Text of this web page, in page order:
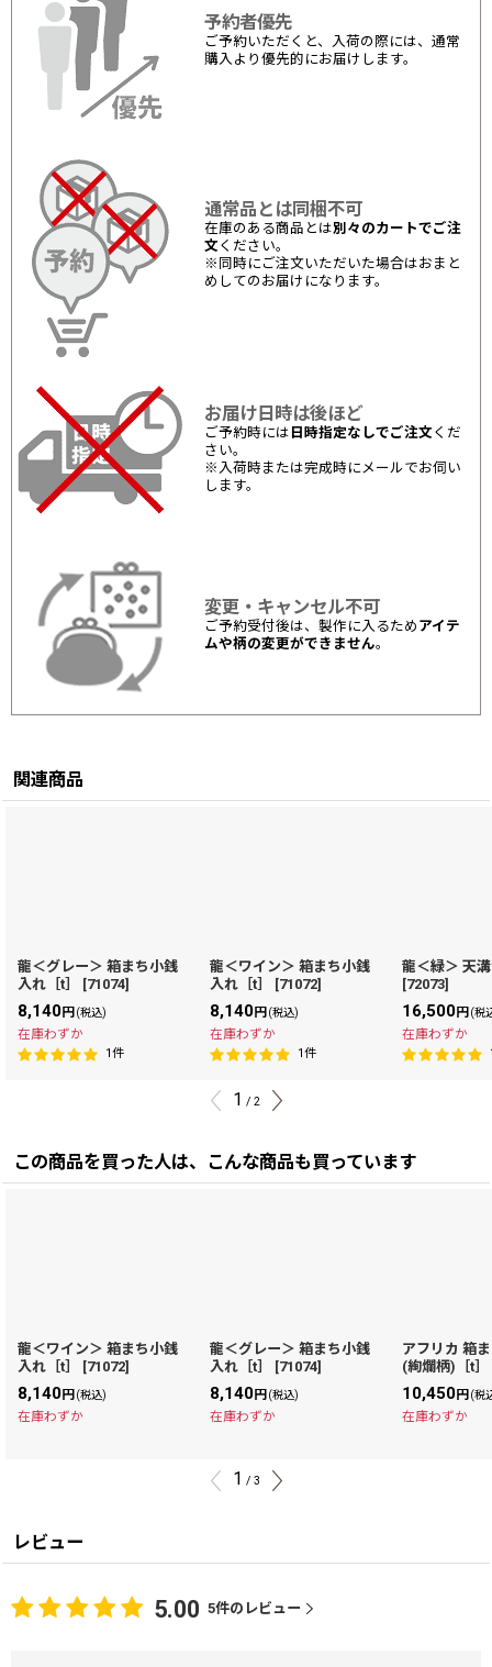
予約者優先
ご予約いただくと、入荷の際には、通常
購入より優先的にお届けします。
通常品とは同梱不可
在庫のある商品とは別々のカートでご注
文 ください。
※同時にご注文いただいた場合はおまと
めしてのお届けになります。
お届け日時は後ほど
ご予約時には 日時指定なしでご注文 くだ
さい。
※入荷時または完成時にメールでお伺い
します。
変更・キャンセル不可
ご予約受付後は、製作に入るため アイテ
ムや柄の変更ができません。
関連商品
龍＜グレー＞ 箱まち小銭
入れ［t］
[71074]
8,140円(税込)
在庫わずか
1件
龍＜ワイン＞ 箱まち小銭
入れ［t］
[71072]
8,140円(税込)
在庫わずか
1件
龍＜緑＞ 天
[72073]
16,500円(税
在庫わずか
1 / 2
この商品を買った人は、こんな商品も買っています
龍＜ワイン＞ 箱まち小銭
入れ［t］
[71072]
8,140円 (税込)
在庫わずか
龍＜グレー＞ 箱まち小銭
入れ［t］
[71074]
8,140円 (税込)
在庫わずか
アフリカ 箱
(絢爛柄)［t］
10,450円 (税
在庫わずか
1 / 3
レビュー
5.00 5件のレビュー